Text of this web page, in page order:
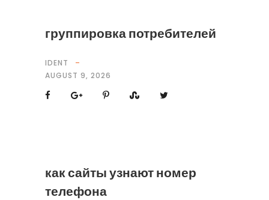
группировка потребителей
IDENT
AUGUST 9, 2026
как сайты узнают номер
телефона